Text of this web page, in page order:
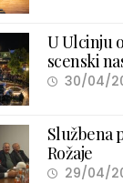
U Ulcinju
scenski
„Sofra
30/04/
Službena
Rožaje
29/04/